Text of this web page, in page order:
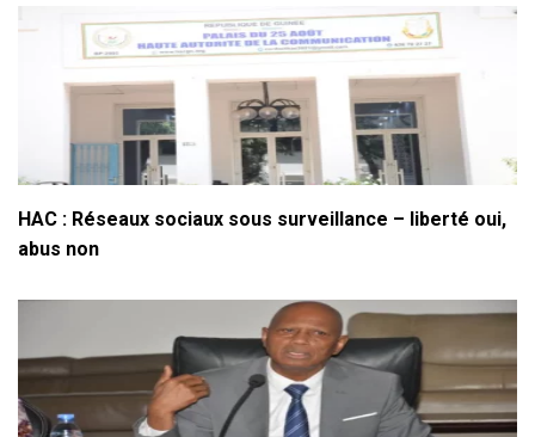
HAC : Réseaux sociaux sous surveillance – liberté oui,
abus non